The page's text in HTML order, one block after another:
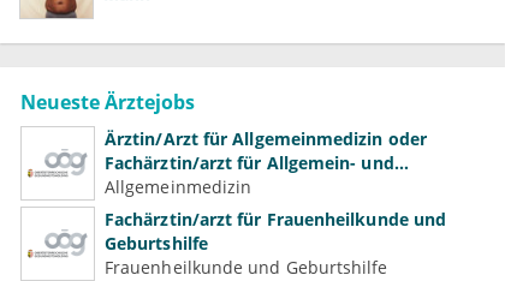
Neueste Ärztejobs
Ärztin/Arzt für Allgemeinmedizin oder
Fachärztin/arzt für Allgemein- und
Familienmedizin für Psychiatrie und
Psychotherapeutische Medizin
Allgemeinmedizin
Fachärztin/arzt für Frauenheilkunde und
Geburtshilfe
Frauenheilkunde und Geburtshilfe